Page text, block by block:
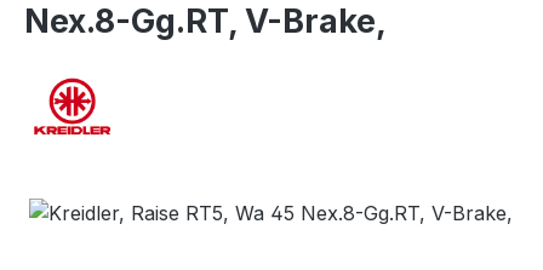
Nex.8-Gg.RT, V-Brake,
Bildergalerie überspringen